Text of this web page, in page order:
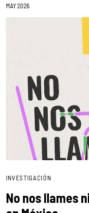
MAY 2026
INVESTIGACIÓN
No nos llames